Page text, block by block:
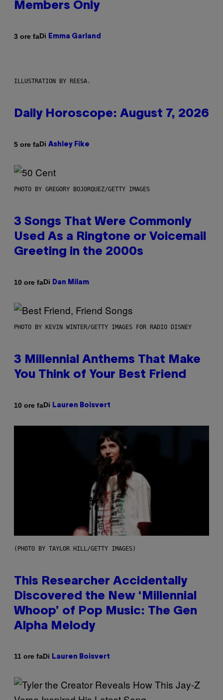
Members Only
3 ore faDi Emma Garland
ILLUSTRATION BY REESA.
Daily Horoscope: August 7, 2026
5 ore faDi Ashley Fike
PHOTO BY GREGORY BOJORQUEZ/GETTY IMAGES
3 Songs That Were Commonly
Used As a Ringtone or Voicemail
Greeting in the 2000s
10 ore faDi Dan Milam
PHOTO BY KEVIN WINTER/GETTY IMAGES FOR RADIO DISNEY
3 Millennial Anthems That Make
You Think of Your Best Friend
10 ore faDi Lauren Boisvert
(PHOTO BY TAYLOR HILL/GETTY IMAGES)
This Researcher Accidentally
Discovered the New ‘Millennial
Whoop’ of Pop Music: The Gen
Alpha Melody
11 ore faDi Lauren Boisvert